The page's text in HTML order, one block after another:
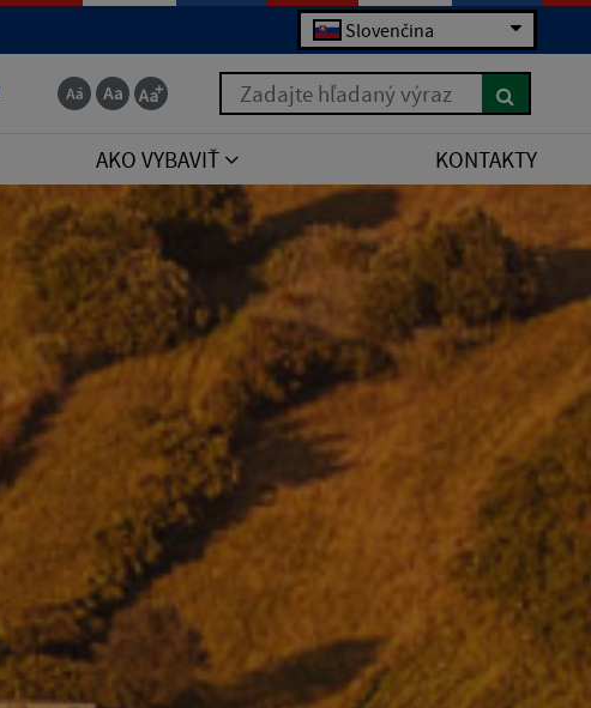
Slovenčina
Zadajte hľadaný výraz
AKO VYBAVIŤ KONTAKTY